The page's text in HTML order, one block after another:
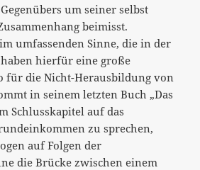
um seiner selbst
beimisst.
umfassenden Sinne, die in der
hierfür eine große
für die Nicht-Herausbildung von
in seinem letzten Buch „Das
Schlusskapitel auf das
zu sprechen,
auf Folgen der
die Brücke zwischen einem